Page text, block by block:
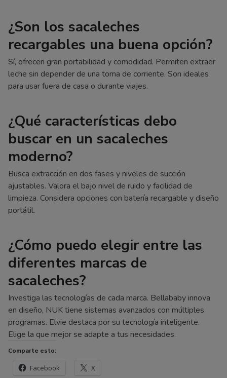
¿Son los sacaleches
recargables una buena opción?
Sí, ofrecen gran portabilidad y comodidad. Permiten extraer
leche sin depender de una toma de corriente. Son ideales
para usar fuera de casa o durante viajes.
¿Qué características debo
buscar en un sacaleches
moderno?
Busca extracción en dos fases y niveles de succión
ajustables. Valora el bajo nivel de ruido y facilidad de
limpieza. Considera opciones con batería recargable y diseño
portátil.
¿Cómo puedo elegir entre las
diferentes marcas de
sacaleches?
Investiga las tecnologías de cada marca. Bellababy innova
en diseño, NUK tiene sistemas avanzados con múltiples
programas. Elvie destaca por su tecnología inteligente.
Elige la que mejor se adapte a tus necesidades.
Comparte esto:
Facebook X